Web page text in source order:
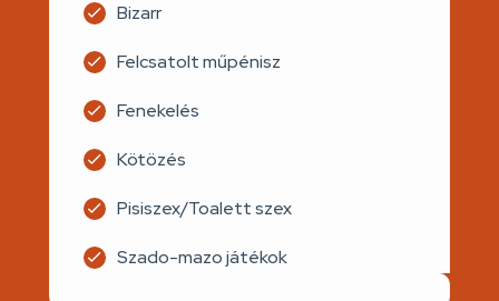
Bizarr
Felcsatolt műpénisz
Fenekelés
Kötözés
Pisiszex/Toalett szex
Szado-mazo játékok